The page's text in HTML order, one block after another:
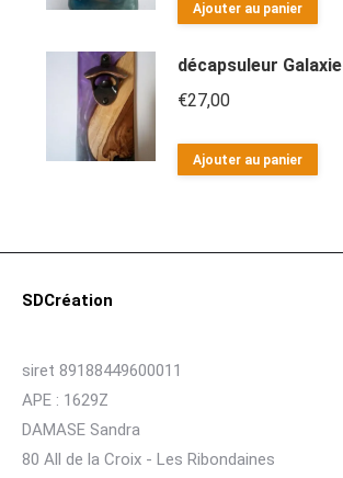
Ajouter au panier
décapsuleur Galaxie
€27,00
Ajouter au panier
SDCréation
siret 89188449600011
APE : 1629Z
DAMASE Sandra
80 All de la Croix - Les Ribondaines